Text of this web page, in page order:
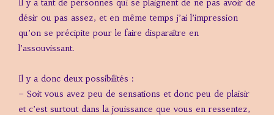
désir ou pas assez, et en même temps j’ai l’impression
qu’on se précipite pour le faire disparaître en
l’assouvissant.
Il y a donc deux possibilités :
– Soit vous avez peu de sensations et donc peu de plaisir
et c’est surtout dans la jouissance que vous en ressentez,